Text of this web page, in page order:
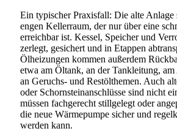
Ein typischer Praxisfall: Die alte Anlage
engen Kellerraum, der nur über eine
erreichbar ist. Kessel, Speicher und
zerlegt, gesichert und in Etappen
Ölheizungen kommen außerdem
etwa am Öltank, an der Tankleitung,
an Geruchs- und Restölthemen. Auch
oder Schornsteinanschlüsse sind nicht
müssen fachgerecht stillgelegt oder
die neue Wärmepumpe sicher und
werden kann.